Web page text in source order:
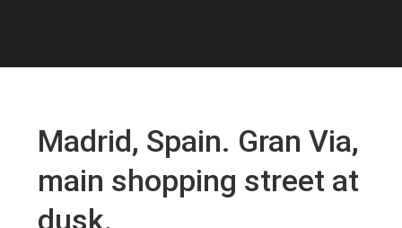
Madrid, Spain. Gran Via,
main shopping street at
dusk.